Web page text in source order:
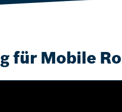
für Mobile